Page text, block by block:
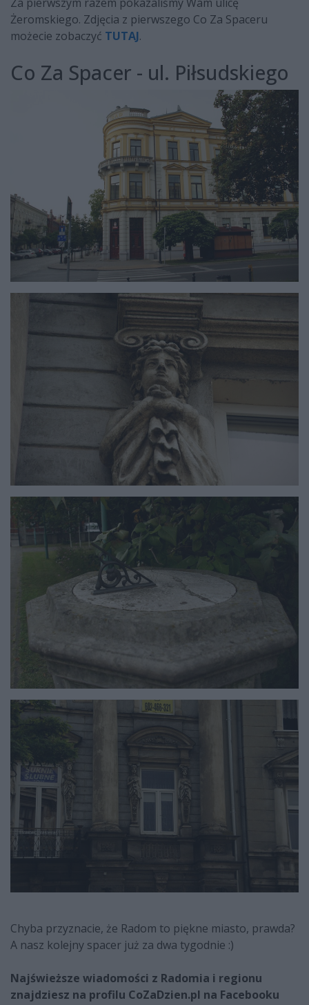
Żeromskiego. Zdjęcia z pierwszego Co Za Spaceru
możecie zobaczyć TUTAJ.
Co Za Spacer - ul. Piłsudskiego
Chyba przyznacie, że Radom to piękne miasto, prawda?
A nasz kolejny spacer już za dwa tygodnie :)
Najświeższe wiadomości z Radomia i regionu
znajdziesz na profilu CoZaDzien.pl na Facebooku